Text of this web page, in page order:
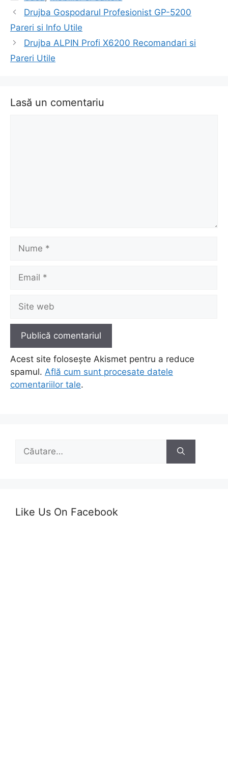
Navigare
în
Drujba Gospodarul Profesionist GP-5200
Pareri si Info Utile
Drujba ALPIN Profi X6200 Recomandari si
Pareri Utile
Lasă un comentariu
web
Acest site folosește Akismet pentru a reduce
spamul. Află cum sunt procesate datele
comentariilor tale.
Caută
Like Us On Facebook